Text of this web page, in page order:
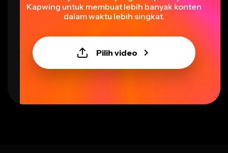
dalam waktu lebih singkat.